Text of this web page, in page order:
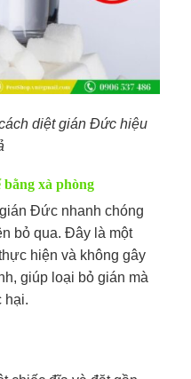
diệt gián Đức hiệu
xà phòng
Đức nhanh chóng
bỏ qua. Đây là một
hiện và không gây
giúp loại bỏ gián mà
hại.